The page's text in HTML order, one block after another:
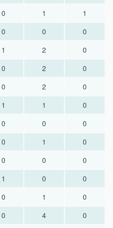
0 1
1
0 0
0
1 2
0
0 2
0
0 2
0
1 1
0
0 0
0
0 1
0
0 0
0
1 0
0
0 1
0
0 4
0